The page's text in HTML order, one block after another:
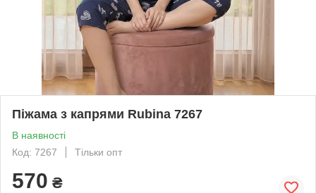
Піжама з капрями Rubina 7267
В наявності
Код: 7267
Тільки опт
570 ₴